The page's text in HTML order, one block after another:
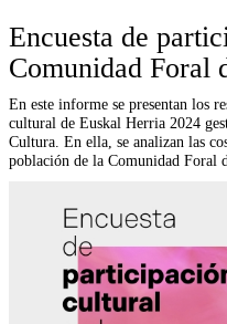
Encuesta de
Comunidad Foral
En este informe se presentan los
cultural de Euskal Herria 2024
Cultura. En ella, se analizan las
población de la Comunidad Foral